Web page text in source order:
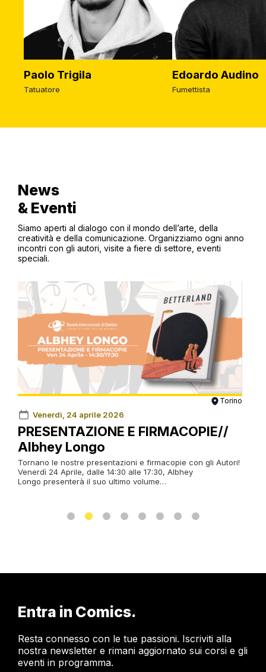
Paolo Trigila
Tatuatore
Edoardo Audino
Fumettista
News
& Eventi
Siamo aperti al dialogo con il mondo dell’arte, della
creatività e della comunicazione. Organizziamo ogni anno
incontri con gli autori, visite a fiere di settore, eventi
speciali.
Torino
Venerdì, 24 aprile 2026
PRESENTAZIONE E FIRMACOPIE//
Albhey Longo
Tornano le nostre presentazioni e firmacopie con gli Autori!
Venerdì 24 Aprile, dalle 14:30 alle 17:30, Albhey
Longo presenterà il suo ultimo volume…
Entra in Comics.
Resta connesso con le tue passioni. Iscriviti alla
nostra newsletter e rimani aggiornato sui corsi e gli
eventi in programma.